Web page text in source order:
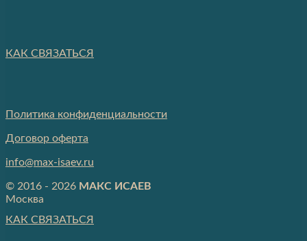
КАК СВЯЗАТЬСЯ
Политика конфиденциальности
Договор оферта
info@max-isaev.ru
© 2016 - 2026 МАКС ИСАЕВ
Москва
КАК СВЯЗАТЬСЯ